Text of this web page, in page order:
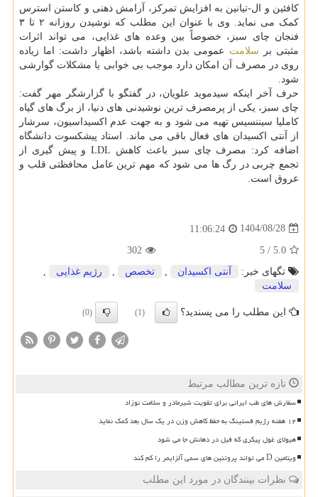
کافئین و ال-تیانین به افزایش تمرکز، آرامش ذهنی و کاستن استرس
کمک می نماید. وی با عنوان این مطلب که نوشیدن روزانه ۲ تا ۳
فنجان چای سبز، خصوصاً بین وعده های غذایی، می تواند اثرات
مثبتی بر سلامت عمومی بدن داشته باشد، اظهار داشت: اما زیاده
روی در مصرف آن امکان دارد موجب بی خوابی یا مشکلات گوارشی
شود.
حرف آخر اینکه سیدموید علویان، در گفتگو با گزارشگر مهر گفت:
چای سبز، یکی از پرمصرف ترین نوشیدنی های دنیا، از برگ های گیاه
کاملیا سیننسیس تهیه می شود و به جهت عدم اکسیداسیون، سرشار
از آنتی اکسیدان های فعال باقی می ماند. استاد پیشکسوت دانشگاه
اضافه کرد: مصرف چای سبز باعث کاهش LDL و پیش گیری از
تجمع چربی در رگ ها می شود که مهم ترین عامل محافظتی قلب و
عروق است.
1404/08/28
11:06:24
5.0
/
5
302
تگهای خبر:
آنتی اكسیدان تخصص رژیم غذایی
سلامت
این مطلب را می پسندید؟ (1)
(0)
تازه ترین مطالب مرتبط
سفارش های طب ایرانی برای تقویت شیرمادر و سلامت نوزاد
۱۲ هفته رژیم فستینگ به حفظ کاهش وزن در یک سال بعد کمک نماید
هیولای غول پیکری که فیل در دهانش جا می شود
ویتامین D می تواند پروتئین های سمی آلزایمر را کم کند
نظرات بینندگان در مورد این مطلب